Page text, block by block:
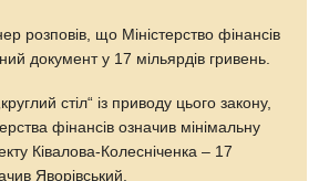
розповів, що Міністерство фінансів
документ у 17 мільярдів гривень.
стіл“ із приводу цього закону,
фінансів означив мінімальну
Ківалова-Колесніченка – 17
Яворівський.